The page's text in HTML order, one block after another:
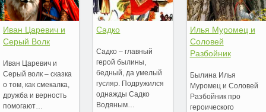
Иван Царевич и
Серый Волк
Иван Царевич и
Серый волк – сказка
о том, как смекалка,
дружба и верность
помогают…
Садко
Садко – главный
герой былины,
бедный, да умелый
гусляр. Подружился
однажды Садко
Водяным…
Илья Муромец и
Соловей
Разбойник
Былина Илья
Муромец и Соловей
Разбойник про
героического